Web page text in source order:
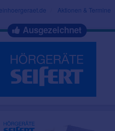
Aktionen & Termine
Ausgezeichnet